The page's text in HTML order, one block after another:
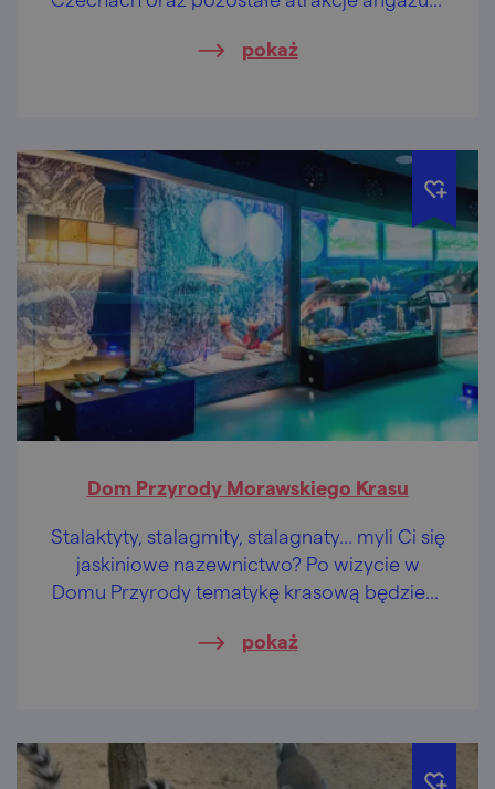
pokaż
Dom Przyrody Morawskiego Krasu
Stalaktyty, stalagmity, stalagnaty… myli Ci się
jaskiniowe nazewnictwo? Po wizycie w
Domu Przyrody tematykę krasową będziesz
pokaż